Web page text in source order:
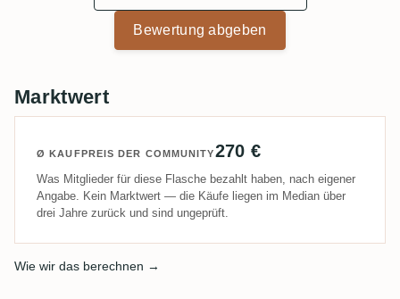
Bewertung abgeben
Marktwert
Ø KAUFPREIS DER COMMUNITY270 €
Was Mitglieder für diese Flasche bezahlt haben, nach eigener
Angabe. Kein Marktwert — die Käufe liegen im Median über
drei Jahre zurück und sind ungeprüft.
Wie wir das berechnen →